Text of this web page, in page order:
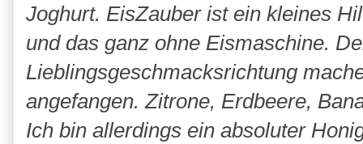
Joghurt. EisZauber ist ein kleines
und das ganz ohne Eismaschine.
Lieblingsgeschmacksrichtung
angefangen. Zitrone, Erdbeere,
Ich bin allerdings ein absoluter